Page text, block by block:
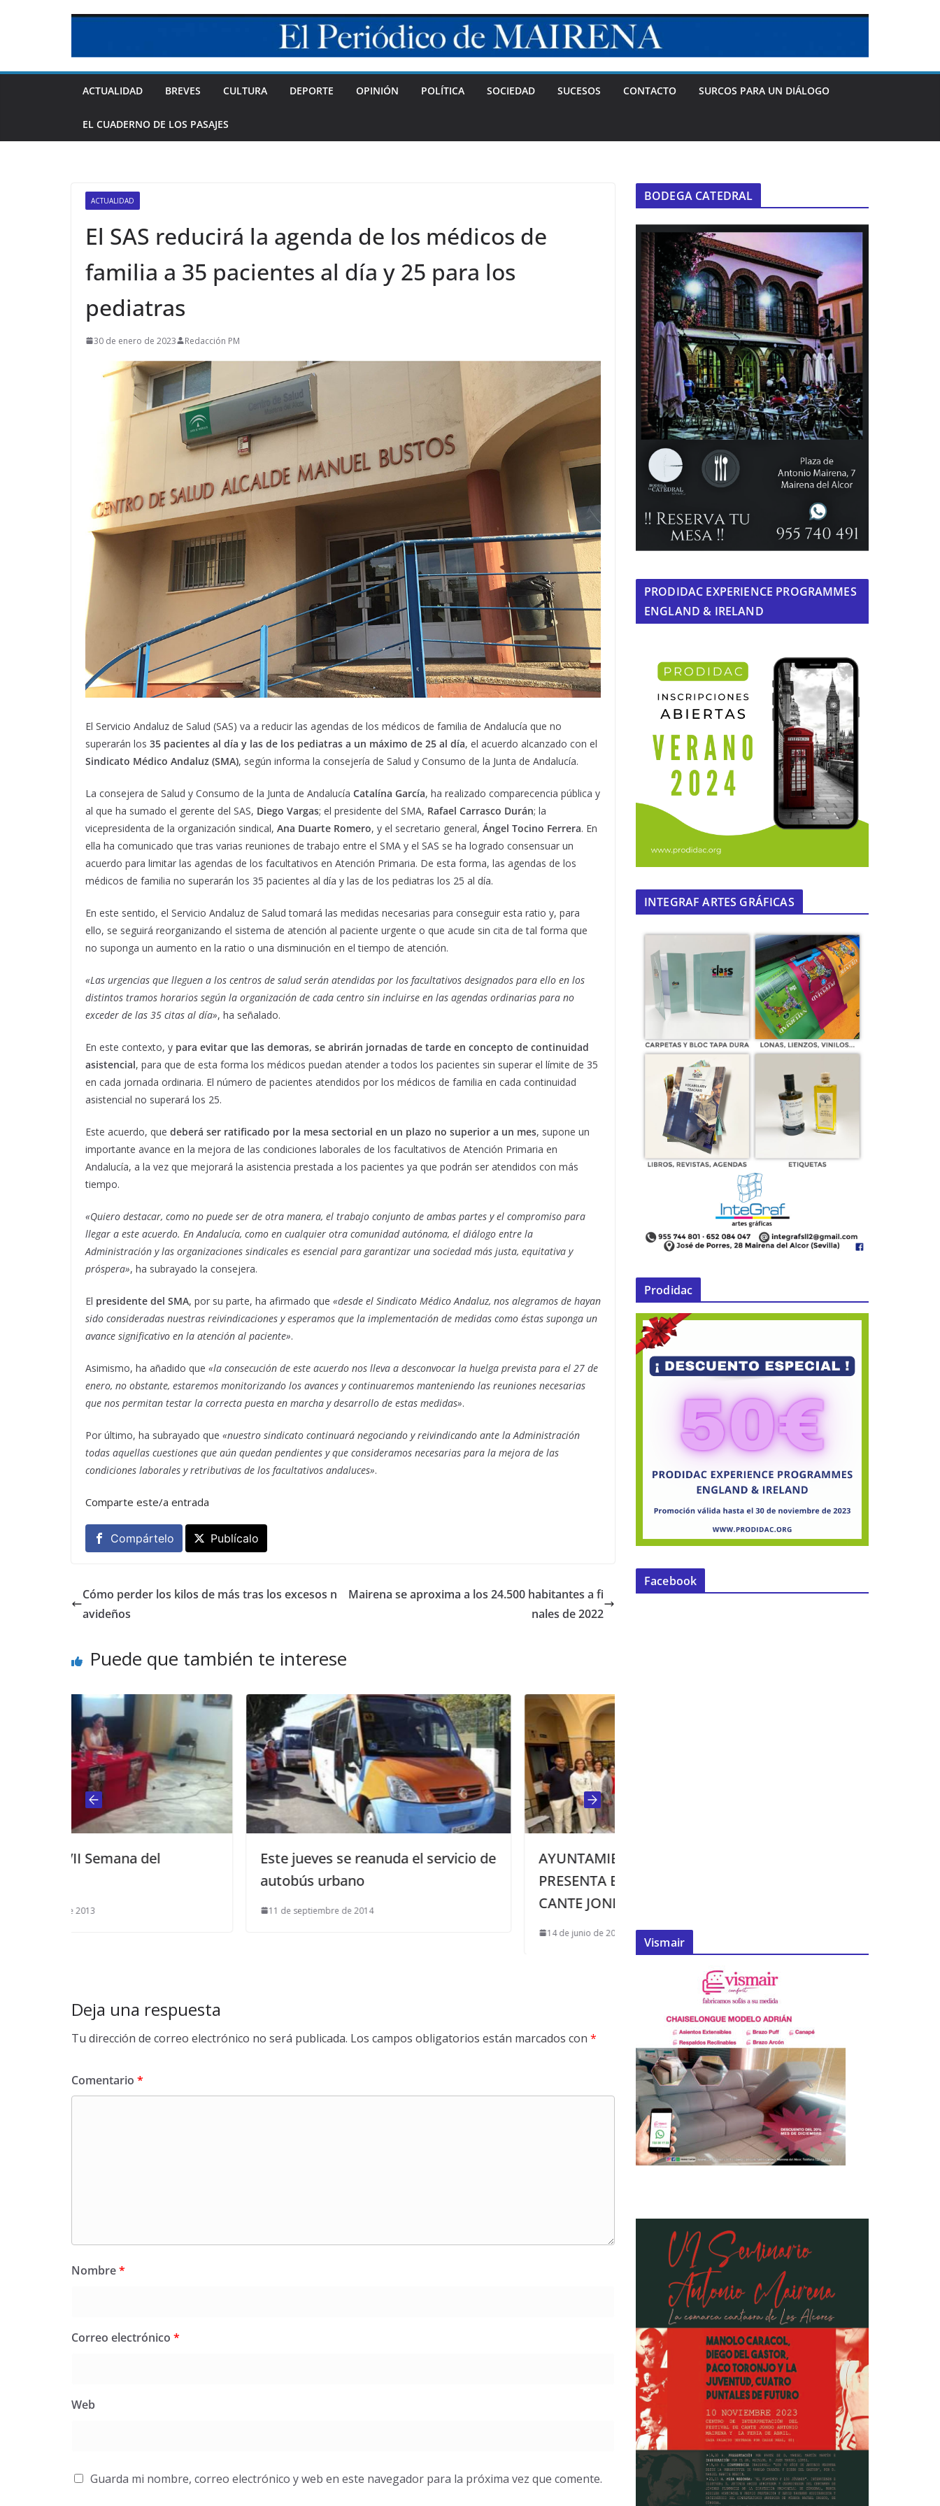
ACTUALIDAD BREVES CULTURA DEPORTE OPINIÓN POLÍTICA SOCIEDAD SUCESOS CONTACTO SURCOS PARA UN DIÁLOGO
EL CUADERNO DE LOS PASAJES
ACTUALIDAD
El SAS reducirá la agenda de los médicos de
familia a 35 pacientes al día y 25 para los
pediatras
30 de enero de 2023 Redacción PM
El Servicio Andaluz de Salud (SAS) va a reducir las agendas de los médicos de familia de Andalucía que no
superarán los 35 pacientes al día y las de los pediatras a un máximo de 25 al día, el acuerdo alcanzado con el
Sindicato Médico Andaluz (SMA), según informa la consejería de Salud y Consumo de la Junta de Andalucía.
La consejera de Salud y Consumo de la Junta de Andalucía Catalína García, ha realizado comparecencia pública y
al que ha sumado el gerente del SAS, Diego Vargas; el presidente del SMA, Rafael Carrasco Durán; la
vicepresidenta de la organización sindical, Ana Duarte Romero, y el secretario general, Ángel Tocino Ferrera. En
ella ha comunicado que tras varias reuniones de trabajo entre el SMA y el SAS se ha logrado consensuar un
acuerdo para limitar las agendas de los facultativos en Atención Primaria. De esta forma, las agendas de los
médicos de familia no superarán los 35 pacientes al día y las de los pediatras los 25 al día.
En este sentido, el Servicio Andaluz de Salud tomará las medidas necesarias para conseguir esta ratio y, para
ello, se seguirá reorganizando el sistema de atención al paciente urgente o que acude sin cita de tal forma que
no suponga un aumento en la ratio o una disminución en el tiempo de atención.
«Las urgencias que lleguen a los centros de salud serán atendidas por los facultativos designados para ello en los
distintos tramos horarios según la organización de cada centro sin incluirse en las agendas ordinarias para no
exceder de las 35 citas al día», ha señalado.
En este contexto, y para evitar que las demoras, se abrirán jornadas de tarde en concepto de continuidad
asistencial, para que de esta forma los médicos puedan atender a todos los pacientes sin superar el límite de 35
en cada jornada ordinaria. El número de pacientes atendidos por los médicos de familia en cada continuidad
asistencial no superará los 25.
Este acuerdo, que deberá ser ratificado por la mesa sectorial en un plazo no superior a un mes, supone un
importante avance en la mejora de las condiciones laborales de los facultativos de Atención Primaria en
Andalucía, a la vez que mejorará la asistencia prestada a los pacientes ya que podrán ser atendidos con más
tiempo.
«Quiero destacar, como no puede ser de otra manera, el trabajo conjunto de ambas partes y el compromiso para
llegar a este acuerdo. En Andalucía, como en cualquier otra comunidad autónoma, el diálogo entre la
Administración y las organizaciones sindicales es esencial para garantizar una sociedad más justa, equitativa y
próspera», ha subrayado la consejera.
El presidente del SMA, por su parte, ha afirmado que «desde el Sindicato Médico Andaluz, nos alegramos de hayan
sido consideradas nuestras reivindicaciones y esperamos que la implementación de medidas como éstas suponga un
avance significativo en la atención al paciente».
Asimismo, ha añadido que «la consecución de este acuerdo nos lleva a desconvocar la huelga prevista para el 27 de
enero, no obstante, estaremos monitorizando los avances y continuaremos manteniendo las reuniones necesarias
que nos permitan testar la correcta puesta en marcha y desarrollo de estas medidas».
Por último, ha subrayado que «nuestro sindicato continuará negociando y reivindicando ante la Administración
todas aquellas cuestiones que aún quedan pendientes y que consideramos necesarias para la mejora de las
condiciones laborales y retributivas de los facultativos andaluces».
Comparte este/a entrada
Compártelo Publícalo
Cómo perder los kilos de más tras los excesos n
avideños
Mairena se aproxima a los 24.500 habitantes a fi
nales de 2022
Puede que también te interese
Este jueves se reanuda el servicio de
AYUNTAMIENTO DE MAIRENA
PRESENTA EL LXIII FESTIVAL DE
CANTE JONDO ANTONIO MAIRENA
Deja una respuesta
Tu dirección de correo electrónico no será publicada. Los campos obligatorios están marcados con *
Comentario *
Nombre*
Correo electrónico *
Web
Guarda mi nombre, correo electrónico y web en este navegador para la próxima vez que comente.
BODEGA CATEDRAL
PRODIDAC EXPERIENCE PROGRAMMES
ENGLAND & IRELAND
INTEGRAF ARTES GRÁFICAS
Prodidac
Facebook
Vismair